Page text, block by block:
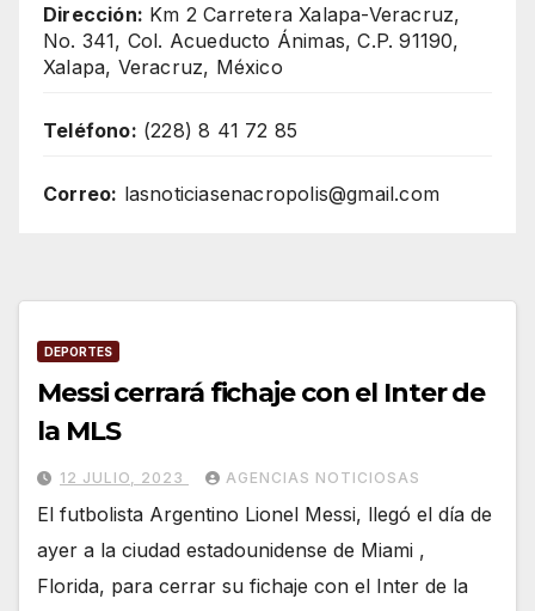
Dirección: Km 2 Carretera Xalapa-Veracruz,
No. 341, Col. Acueducto Ánimas, C.P. 91190,
Xalapa, Veracruz, México
Teléfono: (228) 8 41 72 85
Correo: lasnoticiasenacropolis@gmail.com
DEPORTES
Messi cerrará fichaje con el Inter de
la MLS
12 JULIO, 2023 AGENCIAS NOTICIOSAS
El futbolista Argentino Lionel Messi, llegó el día de
ayer a la ciudad estadounidense de Miami ,
Florida, para cerrar su fichaje con el Inter de la